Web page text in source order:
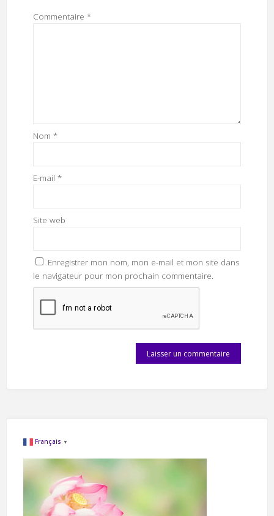
Commentaire *
Nom *
E-mail *
Site web
Enregistrer mon nom, mon e-mail et mon site dans
le navigateur pour mon prochain commentaire.
Français ▼